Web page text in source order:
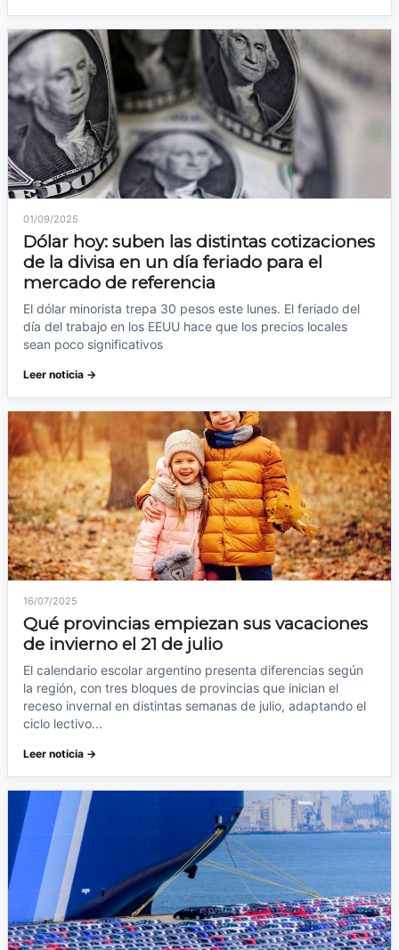
01/09/2025
Dólar hoy: suben las distintas cotizaciones
de la divisa en un día feriado para el
mercado de referencia
El dólar minorista trepa 30 pesos este lunes. El feriado del
día del trabajo en los EEUU hace que los precios locales
sean poco significativos
Leer noticia →
16/07/2025
Qué provincias empiezan sus vacaciones
de invierno el 21 de julio
El calendario escolar argentino presenta diferencias según
la región, con tres bloques de provincias que inician el
receso invernal en distintas semanas de julio, adaptando el
ciclo lectivo...
Leer noticia →